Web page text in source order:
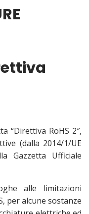
“Direttiva RoHS 2″,
(dalla 2014/1/UE
Gazzetta Ufficiale
alle limitazioni
per alcune sostanze